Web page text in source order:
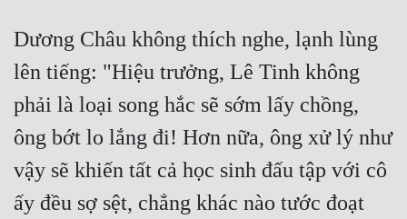
Cẩu Đạo Trường Sinh
Ngự Thú
Truyện Nam
Dương Châu không thích nghe, lạnh lùng
lên tiếng: "Hiệu trưởng, Lê Tinh không
phải là loại song hắc sẽ sớm lấy chồng,
ông bớt lo lắng đi! Hơn nữa, ông xử lý như
vậy sẽ khiến tất cả học sinh đấu tập với cô
ấy đều sợ sệt, chẳng khác nào tước đoạt